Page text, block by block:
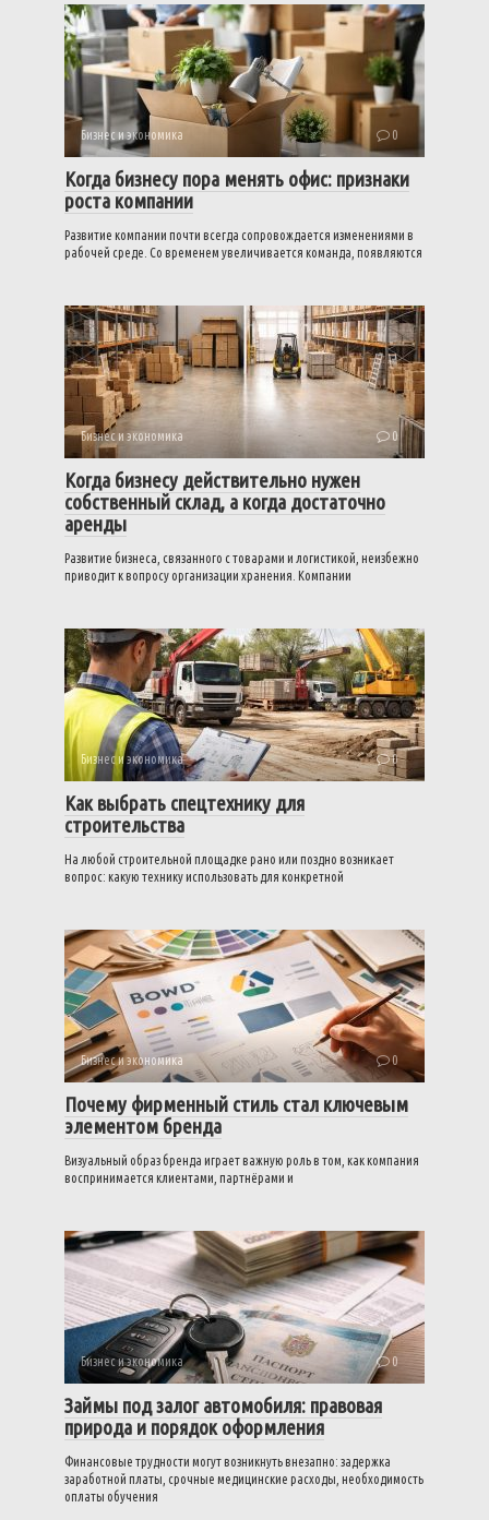
Бизнес и экономика 0
Когда бизнесу пора менять офис: признаки
роста компании
Развитие компании почти всегда сопровождается изменениями в
рабочей среде. Со временем увеличивается команда, появляются
Бизнес и экономика 0
Когда бизнесу действительно нужен
собственный склад, а когда достаточно
аренды
Развитие бизнеса, связанного с товарами и логистикой, неизбежно
приводит к вопросу организации хранения. Компании
Бизнес и экономика 0
Как выбрать спецтехнику для
строительства
На любой строительной площадке рано или поздно возникает
вопрос: какую технику использовать для конкретной
Бизнес и экономика 0
Почему фирменный стиль стал ключевым
элементом бренда
Визуальный образ бренда играет важную роль в том, как компания
воспринимается клиентами, партнёрами и
Бизнес и экономика 0
Займы под залог автомобиля: правовая
природа и порядок оформления
Финансовые трудности могут возникнуть внезапно: задержка
заработной платы, срочные медицинские расходы, необходимость
оплаты обучения